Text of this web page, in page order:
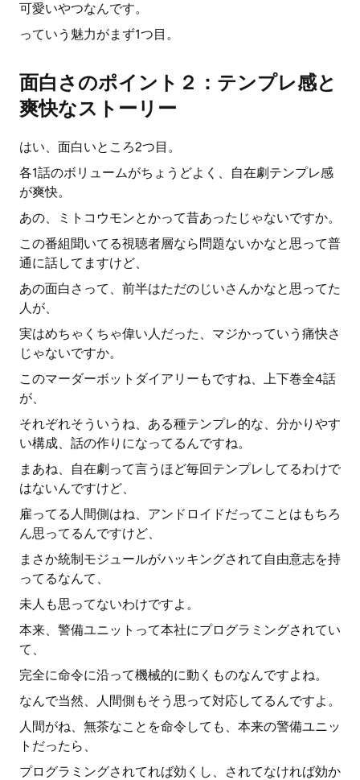
可愛いやつなんです。
っていう魅力がまず1つ目。
面白さのポイント２：テンプレ感と
爽快なストーリー
はい、面白いところ2つ目。
各1話のボリュームがちょうどよく、自在劇テンプレ感
が爽快。
あの、ミトコウモンとかって昔あったじゃないですか。
この番組聞いてる視聴者層なら問題ないかなと思って普
通に話してますけど、
あの面白さって、前半はただのじいさんかなと思ってた
人が、
実はめちゃくちゃ偉い人だった、マジかっていう痛快さ
じゃないですか。
このマーダーボットダイアリーもですね、上下巻全4話
が、
それぞれそういうね、ある種テンプレ的な、分かりやす
い構成、話の作りになってるんですね。
まあね、自在劇って言うほど毎回テンプレしてるわけで
はないんですけど、
雇ってる人間側はね、アンドロイドだってことはもちろ
ん思ってるんですけど、
まさか統制モジュールがハッキングされて自由意志を持
ってるなんて、
未人も思ってないわけですよ。
本来、警備ユニットって本社にプログラミングされてい
て、
完全に命令に沿って機械的に動くものなんですよね。
なんで当然、人間側もそう思って対応してるんですよ。
人間がね、無茶なことを命令しても、本来の警備ユニッ
トだったら、
プログラミングされてれば効くし、されてなければ効か